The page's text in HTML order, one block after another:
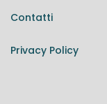
Contatti
Privacy Policy